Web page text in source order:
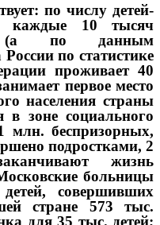
по числу детей-
каждые 10 тысяч
(а по данным
по статистике
проживает 40
первое место
населения страны
в зоне социального
млн. беспризорных,
подростками, 2
жизнь
больницы
совершивших
стране 573 тыс.
для 35 тыс. детей;